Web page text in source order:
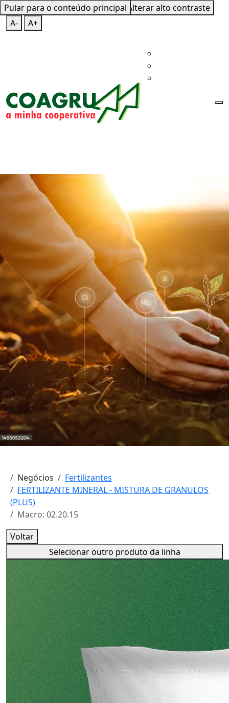
Pular para o conteúdo principal
Mapa do SiteTeclas de Atalho
Alterar alto contraste
A-
A+
Negócios
Fertilizantes
FERTILIZANTE MINERAL - MISTURA DE GRANULOS
(PLUS)
Macro: 02.20.15
Voltar
Selecionar outro produto da linha